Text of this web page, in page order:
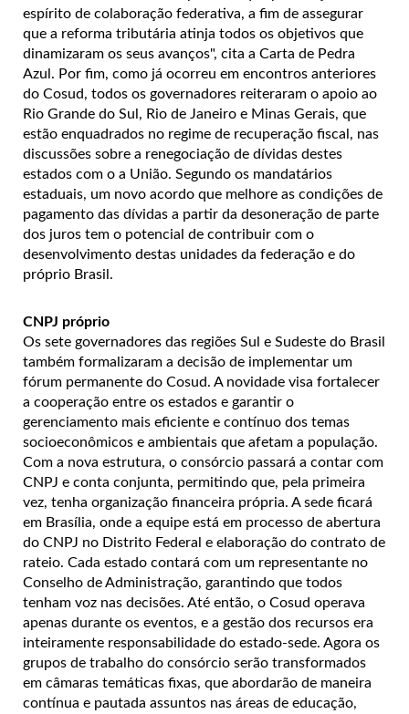
espírito de colaboração federativa, a fim de assegurar
que a reforma tributária atinja todos os objetivos que
dinamizaram os seus avanços", cita a Carta de Pedra
Azul. Por fim, como já ocorreu em encontros anteriores
do Cosud, todos os governadores reiteraram o apoio ao
Rio Grande do Sul, Rio de Janeiro e Minas Gerais, que
estão enquadrados no regime de recuperação fiscal, nas
discussões sobre a renegociação de dívidas destes
estados com o a União. Segundo os mandatários
estaduais, um novo acordo que melhore as condições de
pagamento das dívidas a partir da desoneração de parte
dos juros tem o potencial de contribuir com o
desenvolvimento destas unidades da federação e do
próprio Brasil.
CNPJ próprio
Os sete governadores das regiões Sul e Sudeste do Brasil
também formalizaram a decisão de implementar um
fórum permanente do Cosud. A novidade visa fortalecer
a cooperação entre os estados e garantir o
gerenciamento mais eficiente e contínuo dos temas
socioeconômicos e ambientais que afetam a população.
Com a nova estrutura, o consórcio passará a contar com
CNPJ e conta conjunta, permitindo que, pela primeira
vez, tenha organização financeira própria. A sede ficará
em Brasília, onde a equipe está em processo de abertura
do CNPJ no Distrito Federal e elaboração do contrato de
rateio. Cada estado contará com um representante no
Conselho de Administração, garantindo que todos
tenham voz nas decisões. Até então, o Cosud operava
apenas durante os eventos, e a gestão dos recursos era
inteiramente responsabilidade do estado-sede. Agora os
grupos de trabalho do consórcio serão transformados
em câmaras temáticas fixas, que abordarão de maneira
contínua e pautada assuntos nas áreas de educação,